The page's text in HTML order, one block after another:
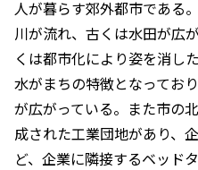
人が暮らす郊外都市である
川が流れ、古くは水田が広
くは都市化により姿を消し
水がまちの特徴となってお
が広がっている。また市の
成された工業団地があり、
ど、企業に隣接するベッド